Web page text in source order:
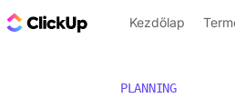
ClickUp blog
Kezdőlap
PLANNING